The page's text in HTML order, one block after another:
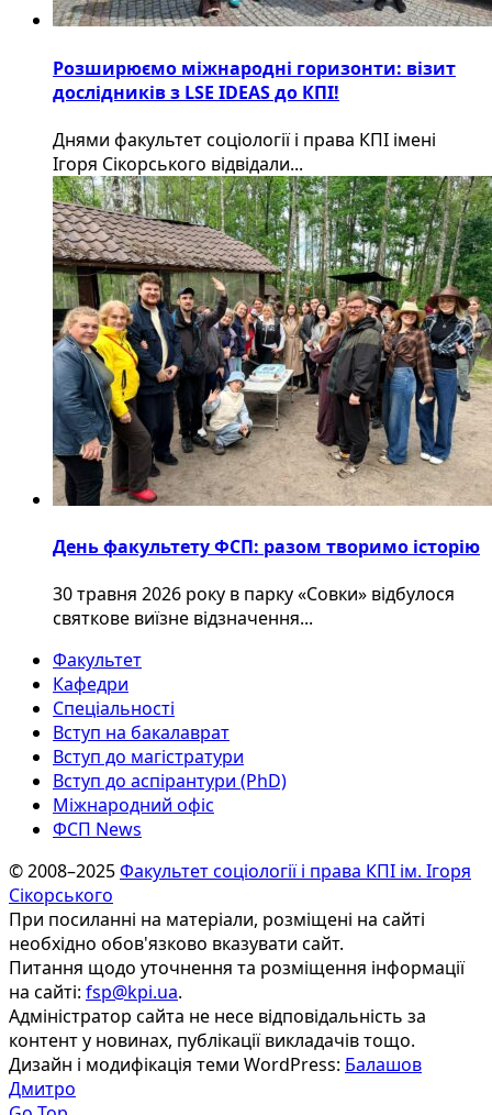
Розширюємо міжнародні горизонти: візит
дослідників з LSE IDEAS до КПІ!
Днями факультет соціології і права КПІ імені
Ігоря Сікорського відвідали...
День факультету ФСП: разом творимо історію
30 травня 2026 року в парку «Совки» відбулося
святкове виїзне відзначення...
Факультет
Кафедри
Спеціальності
Вступ на бакалаврат
Вступ до магістратури
Вступ до аспірантури (PhD)
Міжнародний офіс
ФСП News
© 2008–2025Факультет соціології і права КПІ ім. Ігоря
Сікорського
При посиланні на матеріали, розміщені на сайті
необхідно обов'язково вказувати сайт.
Питання щодо уточнення та розміщення інформації
на сайті: fsp@kpi.ua.
Адміністратор сайта не несе відповідальність за
контент у новинах, публікації викладачів тощо.
Дизайн і модифікація теми WordPress: Балашов
Дмитро